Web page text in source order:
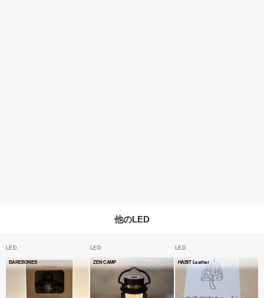
他のLED
LED
BAREBONES
LED
ZEN CAMP
LED
HABIT Leather